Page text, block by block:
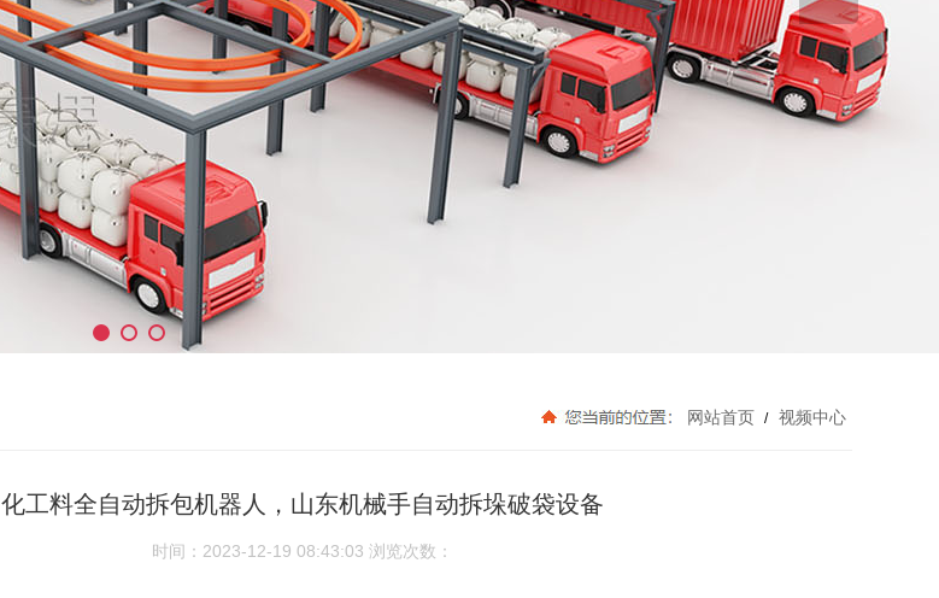
网站首页 / 视频中心
化工料全自动拆包机器人，山东机械手自动拆垛破袋设备
时间：2023-12-19 08:43:03 浏览次数：